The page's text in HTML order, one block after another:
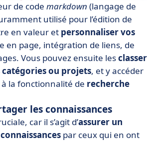
de code markdown (langage de
utilisé pour l’édition de
en valeur et personnaliser vos
en page, intégration de liens, de
Vous pouvez ensuite lesclasser
ou projets, et y accéder
la fonctionnalité de recherche
les connaissances
car il s’agit d’assurer un
par ceux qui en ont